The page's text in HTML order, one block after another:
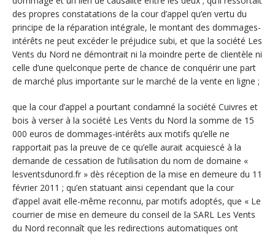
des propres constatations de la cour d’appel qu’en vertu du
principe de la réparation intégrale, le montant des dommages-
intérêts ne peut excéder le préjudice subi, et que la société Les
Vents du Nord ne démontrait ni la moindre perte de clientèle ni
celle d’une quelconque perte de chance de conquérir une part
de marché plus importante sur le marché de la vente en ligne ;
que la cour d’appel a pourtant condamné la société Cuivres et
bois à verser à la société Les Vents du Nord la somme de 15
000 euros de dommages-intérêts aux motifs qu’elle ne
rapportait pas la preuve de ce qu’elle aurait acquiescé à la
demande de cessation de l’utilisation du nom de domaine «
lesventsdunord.fr » dès réception de la mise en demeure du 11
février 2011 ; qu’en statuant ainsi cependant que la cour
d’appel avait elle-même reconnu, par motifs adoptés, que « Le
courrier de mise en demeure du conseil de la SARL Les Vents
du Nord reconnaît que les redirections automatiques ont